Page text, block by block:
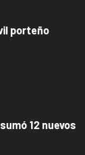
porteño
12 nuevos